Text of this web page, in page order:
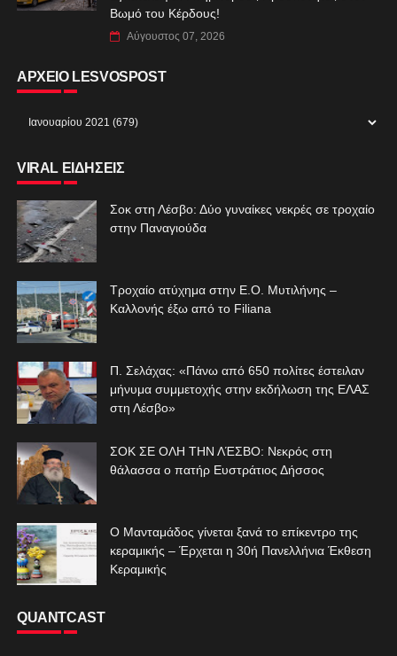
Βωμό του Κέρδους!
Αύγουστος 07, 2026
ΑΡΧΕΙΟ LESVOSPOST
VIRAL ΕΙΔΗΣΕΙΣ
Σοκ στη Λέσβο: Δύο γυναίκες νεκρές σε τροχαίο
στην Παναγιούδα
Τροχαίο ατύχημα στην Ε.Ο. Μυτιλήνης –
Καλλονής έξω από το Filiana
Π. Σελάχας: «Πάνω από 650 πολίτες έστειλαν
μήνυμα συμμετοχής στην εκδήλωση της ΕΛΑΣ
στη Λέσβο»
ΣΟΚ ΣΕ ΟΛΗ ΤΗΝ ΛΈΣΒΟ: Νεκρός στη
θάλασσα ο πατήρ Ευστράτιος Δήσσος
Ο Μανταμάδος γίνεται ξανά το επίκεντρο της
κεραμικής – Έρχεται η 30ή Πανελλήνια Έκθεση
Κεραμικής
QUANTCAST